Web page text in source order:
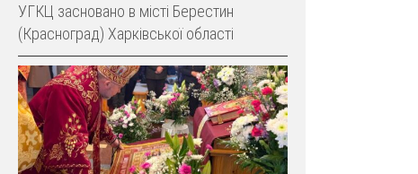
УГКЦ засновано в місті Берестин
(Красноград) Харківської області